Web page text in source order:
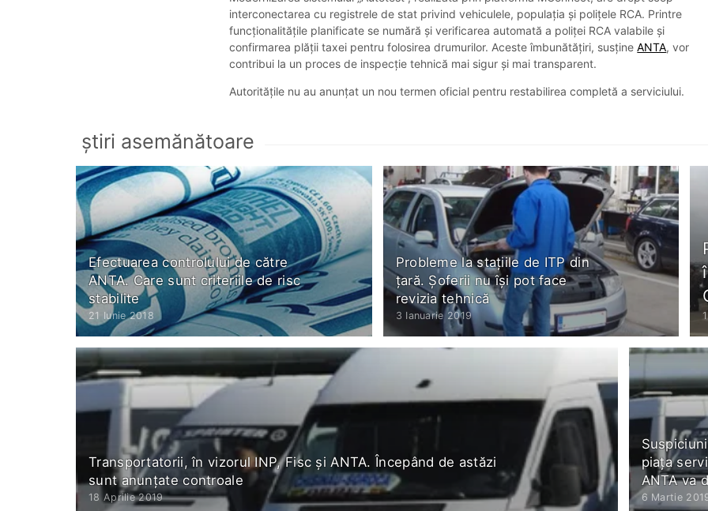
interconectarea cu registrele de stat privind vehiculele, populația și polițele RCA. Printre
funcționalitățile planificate se numără și verificarea automată a poliței RCA valabile și
confirmarea plății taxei pentru folosirea drumurilor. Aceste îmbunătățiri, susțineANTA, vor
contribui la un proces de inspecție tehnică mai sigur și mai transparent.
Autoritățile nu au anunțat un nou termen oficial pentru restabilirea completă a serviciului.
ştiri asemănătoare
Efectuarea controlului de către
ANTA. Care sunt criteriile de risc
stabilite
21 Iunie 2018
Probleme la staţiile de ITP din
ţară. Şoferii nu îşi pot face
revizia tehnică
3 Ianuarie 2019
Transportatorii, în vizorul INP, Fisc și ANTA. Începând de astăzi
sunt anunțate controale
18 Aprilie 2019
piața
ANTA va
6 Martie